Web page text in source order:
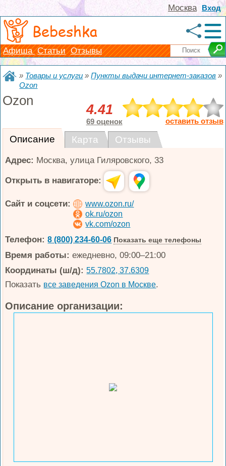
Вход
Москва
Bebeshka
Афиша Статьи Отзывы
» Товары и услуги »Пункты выдачи интернет-заказов »
Ozon
Ozon
4.41
69 оценок оставить отзыв
Описание Карта Отзывы
Адрес: Москва,улица Гиляровского, 33
Открыть в навигаторе:
Сайт и соцсети:
www.ozon.ru/
ok.ru/ozon
vk.com/ozon
Телефон: 8 (800) 234-60-06 Показать еще телефоны
Время работы: ежедневно, 09:00–21:00
Координаты (ш/д): 55.7802, 37.6309
Показать все заведения Ozon в Москве.
Описание организации: